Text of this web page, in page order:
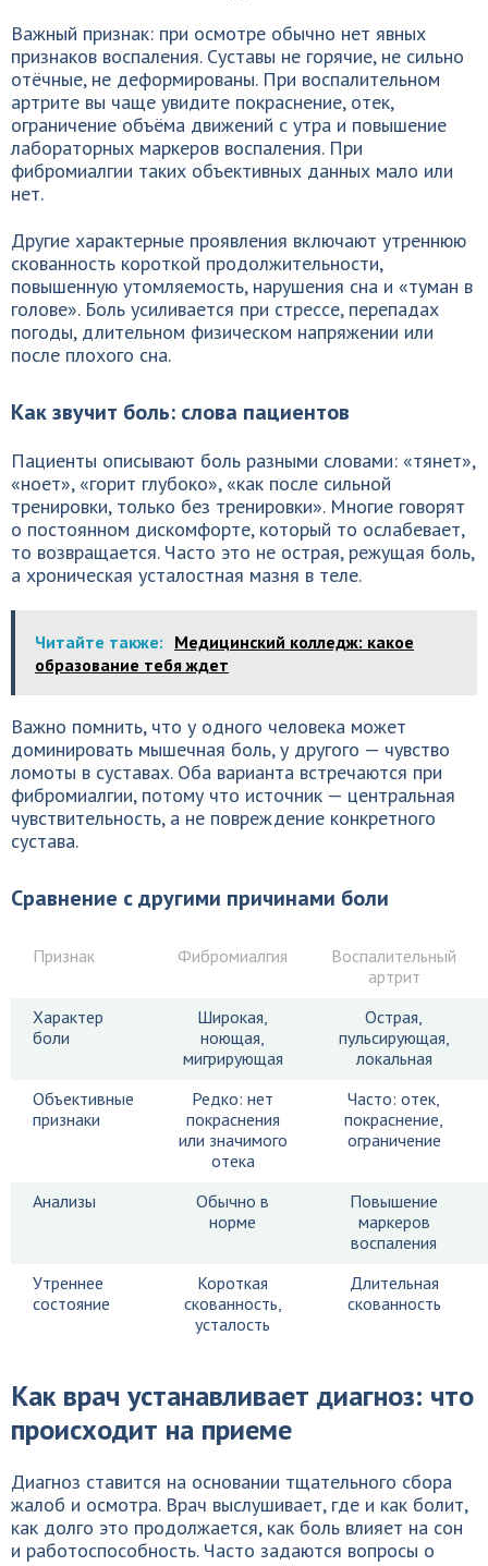
Важный признак: при осмотре обычно нет явных
признаков воспаления. Суставы не горячие, не сильно
отёчные, не деформированы. При воспалительном
артрите вы чаще увидите покраснение, отек,
ограничение объёма движений с утра и повышение
лабораторных маркеров воспаления. При
фибромиалгии таких объективных данных мало или
нет.
Другие характерные проявления включают утреннюю
скованность короткой продолжительности,
повышенную утомляемость, нарушения сна и «туман в
голове». Боль усиливается при стрессе, перепадах
погоды, длительном физическом напряжении или
после плохого сна.
Как звучит боль: слова пациентов
Пациенты описывают боль разными словами: «тянет»,
«ноет», «горит глубоко», «как после сильной
тренировки, только без тренировки». Многие говорят
о постоянном дискомфорте, который то ослабевает,
то возвращается. Часто это не острая, режущая боль,
а хроническая усталостная мазня в теле.
Читайте также: Медицинский колледж: какое
образование тебя ждет
Важно помнить, что у одного человека может
доминировать мышечная боль, у другого — чувство
ломоты в суставах. Оба варианта встречаются при
фибромиалгии, потому что источник — центральная
чувствительность, а не повреждение конкретного
сустава.
Сравнение с другими причинами боли
Признак Фибромиалгия
Воспалительный
артрит
Характер
боли
Широкая,
ноющая,
мигрирующая
Острая,
пульсирующая,
локальная
Объективные
признаки
Редко: нет
покраснения
или значимого
отека
Часто: отек,
покраснение,
ограничение
Анализы
Обычно в
норме
Повышение
маркеров
воспаления
Утреннее
состояние
Короткая
скованность,
усталость
Длительная
скованность
Как врач устанавливает диагноз: что
происходит на приеме
Диагноз ставится на основании тщательного сбора
жалоб и осмотра. Врач выслушивает, где и как болит,
как долго это продолжается, как боль влияет на сон
и работоспособность. Часто задаются вопросы о